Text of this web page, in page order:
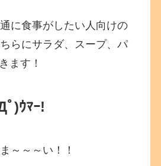
に食事がしたい人向けの
らにサラダ、スープ、パ
ます！
ﾟ)ｳﾏｰ!
～～～い！！